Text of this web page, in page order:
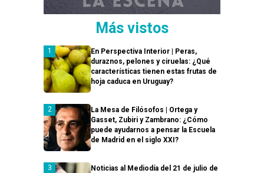
Más vistos
En Perspectiva Interior | Peras,
duraznos, pelones y ciruelas: ¿Qué
características tienen estas frutas de
hoja caduca en Uruguay?
La Mesa de Filósofos | Ortega y
Gasset, Zubiri y Zambrano: ¿Cómo
puede ayudarnos a pensar la Escuela
de Madrid en el siglo XXI?
Noticias al Mediodía del 21 de julio de